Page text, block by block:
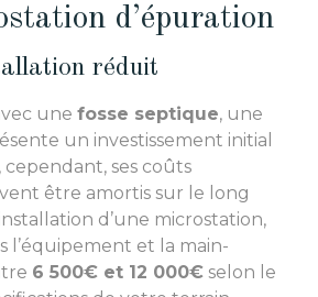
d’épuration
réduit
une fosse septique, une
un investissement initial
ses coûts
être amortis sur le long
d’une microstation,
l’équipement et la main-
6 500€ et 12 000€ selon le